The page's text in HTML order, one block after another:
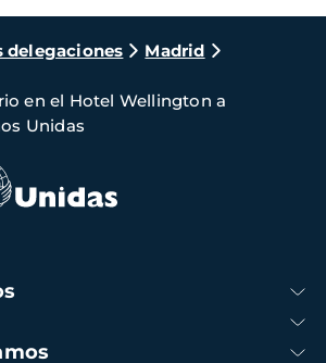
delegaciones
Madrid
en el Hotel Wellington a
Unidas